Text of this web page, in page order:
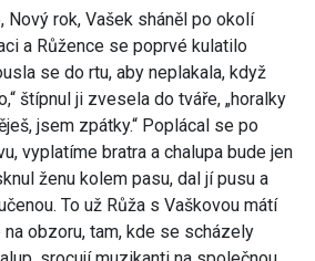
Nový rok, Vašek sháněl po okolí
a Růžence se poprvé kulatilo
se do rtu, aby neplakala, když
štípnul ji zvesela do tváře, „horalky
jsem zpátky.“ Poplácal se po
vyplatíme bratra a chalupa bude jen
ženu kolem pasu, dal jí pusu a
To už Růža s Vaškovou mátí
obzoru, tam, kde se scházely